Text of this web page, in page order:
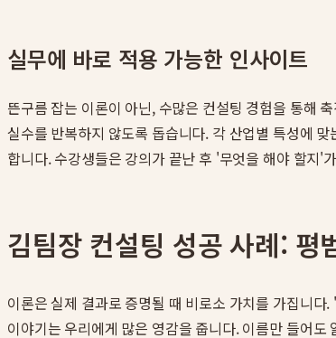
실무에 바로 적용 가능한 인사이트
뜬구름 잡는 이론이 아닌, 수많은 컨설팅 경험을 통해
실수를 반복하지 않도록 돕습니다. 각 산업별 특성에
합니다. 수강생들은 강의가 끝난 후 '무엇을 해야 할지'
김팀장 컨설팅 성공 사례: 평
이론은 실제 결과로 증명될 때 비로소 가치를 가집니
이야기는 우리에게 많은 영감을 줍니다. 이름만 들어